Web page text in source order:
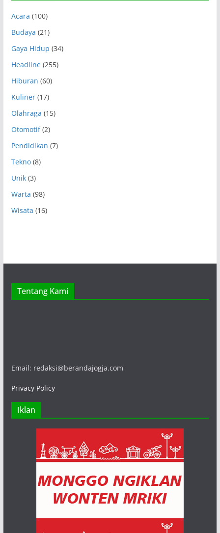
Acara (100)
Budaya (21)
Gaya Hidup (34)
Headline(255)
Hiburan (60)
Kuliner(17)
Olahraga (15)
Otomotif(2)
Pendidikan (7)
Tekno(8)
Unik(3)
Warta (98)
Wisata (16)
Tentang Kami
Email: redaksi@berandajogja.com
Privacy Policy
Iklan